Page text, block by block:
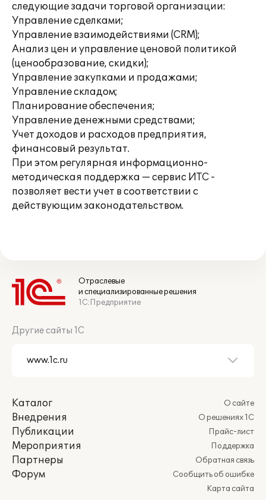
следующие задачи торговой организации:
Управление сделками;
Управление взаимодействиями (CRM);
Анализ цен и управление ценовой политикой
(ценообразование, скидки);
Управление закупками и продажами;
Управление складом;
Планирование обеспечения;
Управление денежными средствами;
Учет доходов и расходов предприятия,
финансовый результат.
При этом регулярная информационно-
методическая поддержка — сервис ИТС -
позволяет вести учет в соответствии с
действующим законодательством.
Отраслевые
и специализированные решения
1С:Предприятие
Другие сайты 1С
Каталог
Внедрения
Публикации
Мероприятия
Партнеры
Форум
О сайте
О решениях 1С
Прайс-лист
Поддержка
Обратная связь
Сообщить об ошибке
Карта сайта